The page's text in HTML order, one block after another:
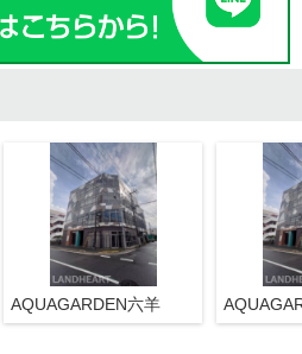
AQUAGARDEN六羊